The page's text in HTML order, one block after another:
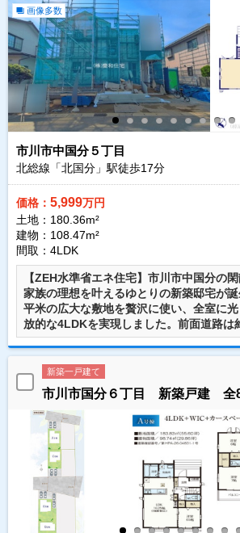
画像多数
市川市中国分５丁目
北総線「北国分」駅徒歩17分
価格： 5,999万円
土地：180.36m²
建物：108.47m²
間取：4LDK
【ZEH水準省エネ住宅】市川市中国分の
家族の理想を叶えるゆとりの新築邸宅が
平米の広大な敷地を贅沢に使い、全室に
放的な4LDKを実現しました。前面道路は
新築一戸建て
市川市国分６丁目 新築戸建 全